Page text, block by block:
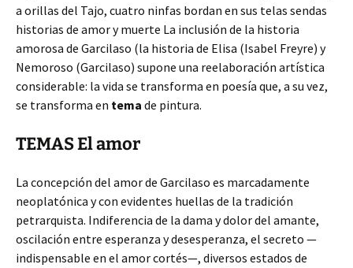
a orillas del Tajo, cuatro ninfas bordan en sus telas sendas
historias de amor y muerte La inclusión de la historia
amorosa de Garcilaso (la historia de Elisa (Isabel Freyre) y
Nemoroso (Garcilaso) supone una reelaboración artística
considerable: la vida se transforma en poesía que, a su vez,
se transforma en tema de pintura.
TEMAS El amor
La concepción del amor de Garcilaso es marcadamente
neoplatónica y con evidentes huellas de la tradición
petrarquista. Indiferencia de la dama y dolor del amante,
oscilación entre esperanza y desesperanza, el secreto —
indispensable en el amor cortés—, diversos estados de